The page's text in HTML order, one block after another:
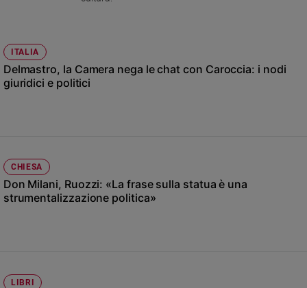
Interviste
Papa
Fede
e
fede
ITALIA
Delmastro, la Camera nega le chat con Caroccia: i nodi
giuridici e politici
CHIESA
Don Milani, Ruozzi: «La frase sulla statua è una
strumentalizzazione politica»
LIBRI